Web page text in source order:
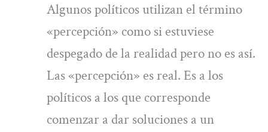
Algunos políticos utilizan el término
«percepción» como si estuviese
despegado de la realidad pero no es así.
Las «percepción» es real. Es a los
políticos a los que corresponde
comenzar a dar soluciones a un